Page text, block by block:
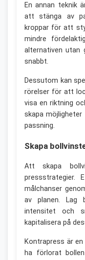
En annan teknik
att stänga av
kroppar för att
mindre
alternativen utan
snabbt.
Dessutom kan
rörelser för att
visa en riktning
skapa
passning.
Skapa
Att skapa
pressstrategier.
målchanser
av planen. Lag
intensitet och
kapitalisera på
Kontrapress är
ha förlorat